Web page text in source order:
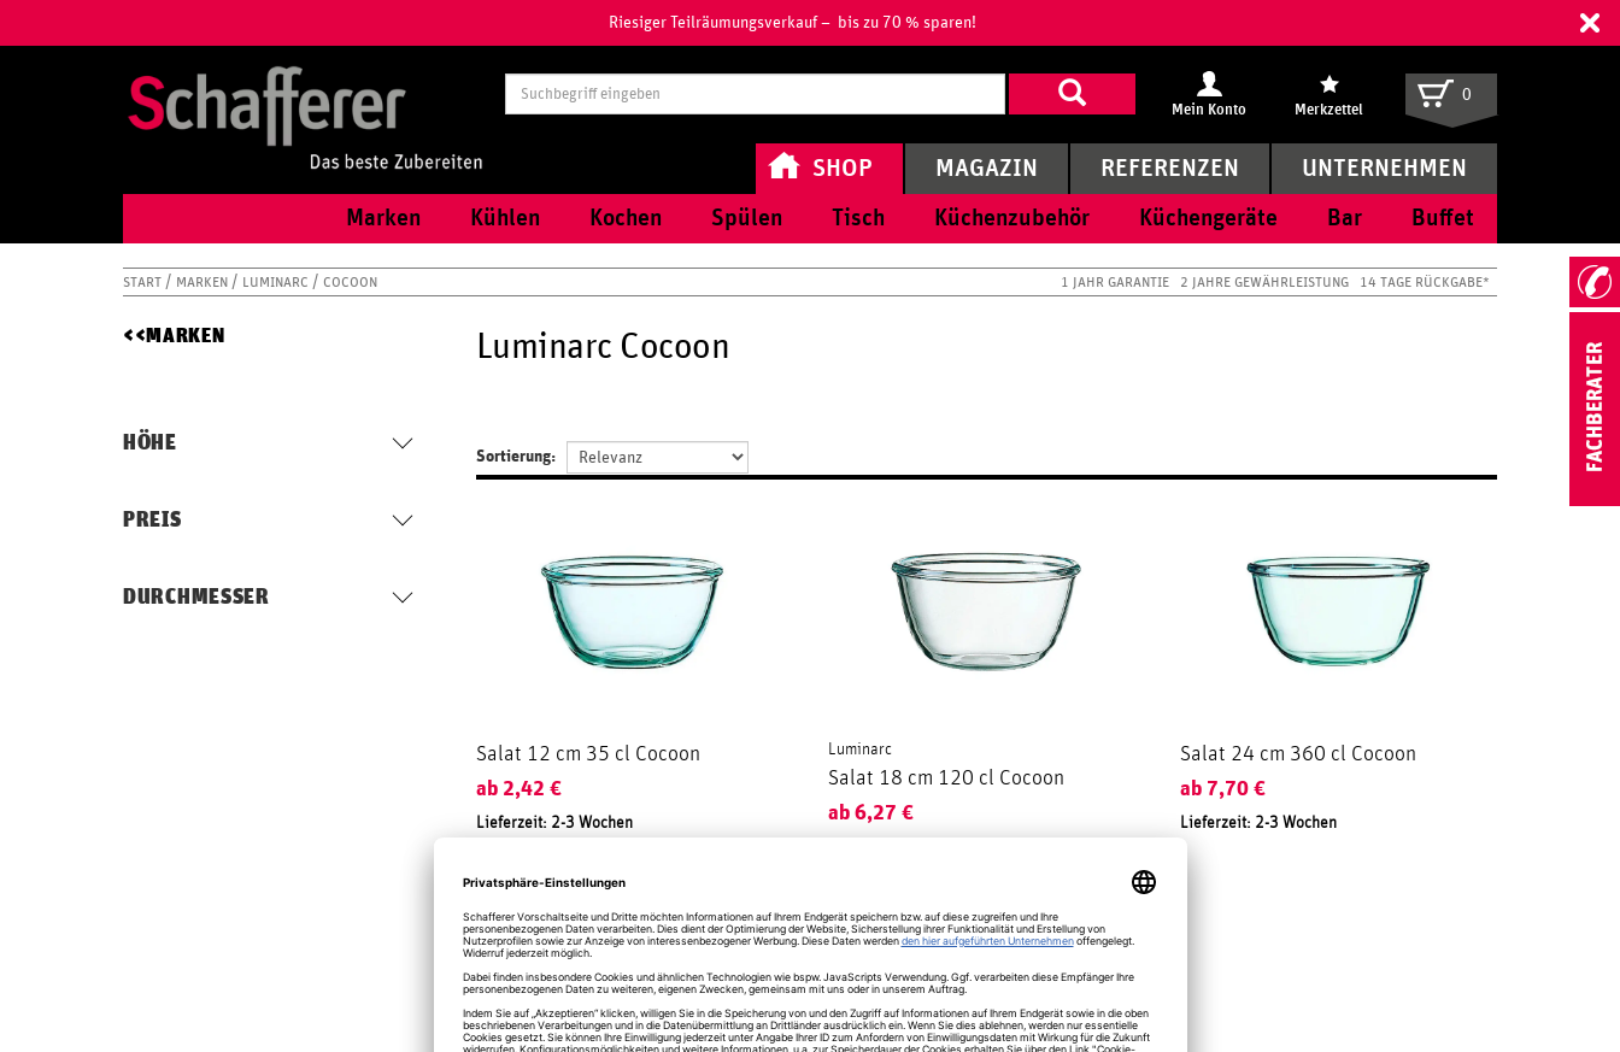
Riesiger Teilräumungsverkauf – bis zu 70 % sparen!
Suchbegriff
eingeben
Mein Konto Merkzettel
0
SHOP
Marken Kühlen Kochen Spülen Tisch Küchenzubehör Küchengeräte Bar Buffet
MAGAZIN REFERENZEN UNTERNEHMEN
START MARKEN LUMINARC COCOON 1 JAHR GARANTIE 2 JAHRE GEWÄHRLEISTUNG 14 TAGE RÜCKGABE*
MARKEN
HÖHE
PREIS
DURCHMESSER
Luminarc Cocoon
Sortierung:
Salat 12 cm 35 cl Cocoon
ab 2,42 €
Lieferzeit: 2-3 Wochen
Luminarc
Salat 18 cm 120 cl Cocoon
ab 6,27 €
Salat 24 cm 360 cl Cocoon
ab 7,70 €
Lieferzeit: 2-3 Wochen